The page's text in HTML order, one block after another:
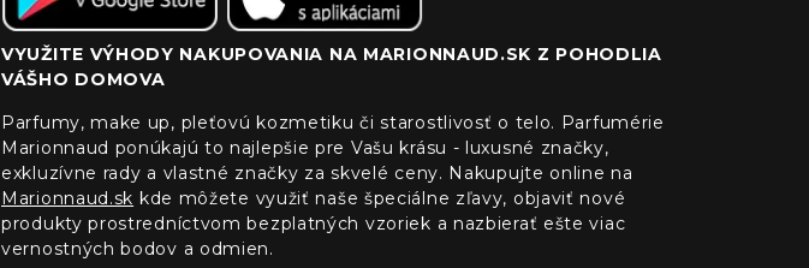
VYUŽITE VÝHODY NAKUPOVANIA NA MARIONNAUD.SK Z POHODLIA
VÁŠHO DOMOVA
Parfumy, make up, pleťovú kozmetiku či starostlivosť o telo. Parfumérie
Marionnaud ponúkajú to najlepšie pre Vašu krásu - luxusné značky,
exkluzívne rady a vlastné značky za skvelé ceny. Nakupujte online na
Marionnaud.sk kde môžete využiť naše špeciálne zľavy, objaviť nové
produkty prostredníctvom bezplatných vzoriek a nazbierať ešte viac
vernostných bodov a odmien.